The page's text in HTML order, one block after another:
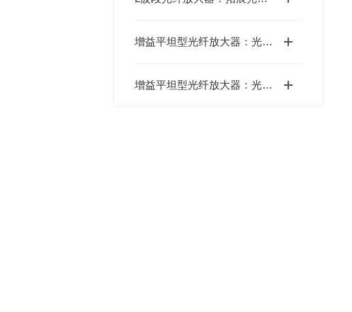
增益平坦型光纤放大器：光通信网络的“均衡大师”
增益平坦型光纤放大器：光通信领域的关键助推器